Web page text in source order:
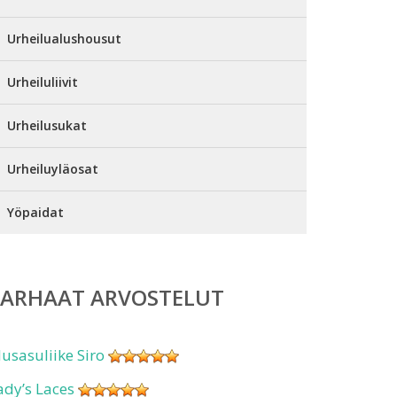
Urheilualushousut
Urheiluliivit
Urheilusukat
Urheiluyläosat
Yöpaidat
ARVOSTELUT
Siro
Laces